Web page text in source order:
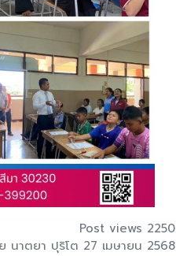
Post views 2250
นาตยา ปุริโต 27 เมษายน 2568